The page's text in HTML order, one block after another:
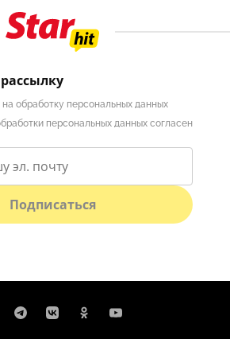
на обработку персональных данных
персональных данных согласен
Подписаться